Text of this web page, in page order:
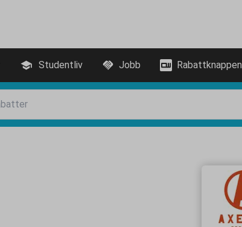
Studentliv Jobb Rabattknappen